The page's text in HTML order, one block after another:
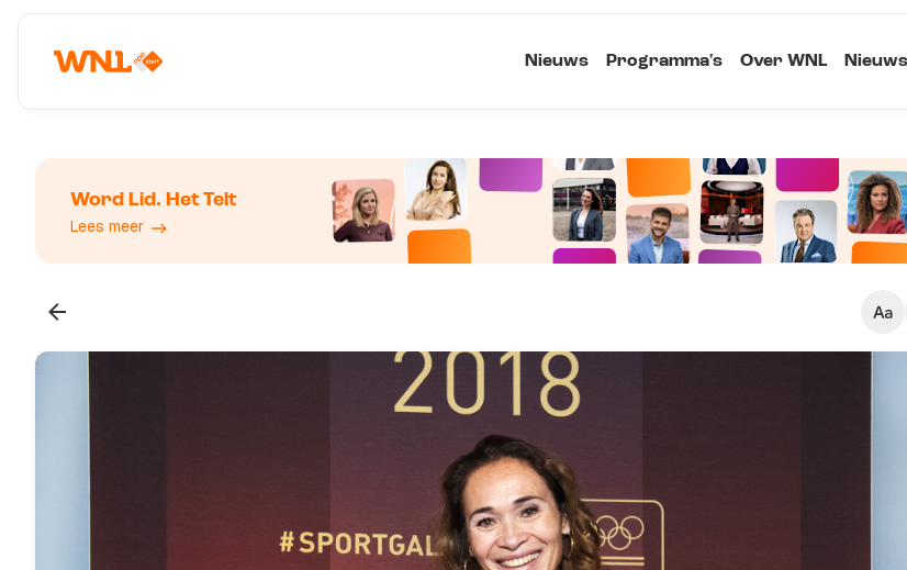
Nieuws Programma's Over WNL
Word Lid. Het Telt
Lees meer